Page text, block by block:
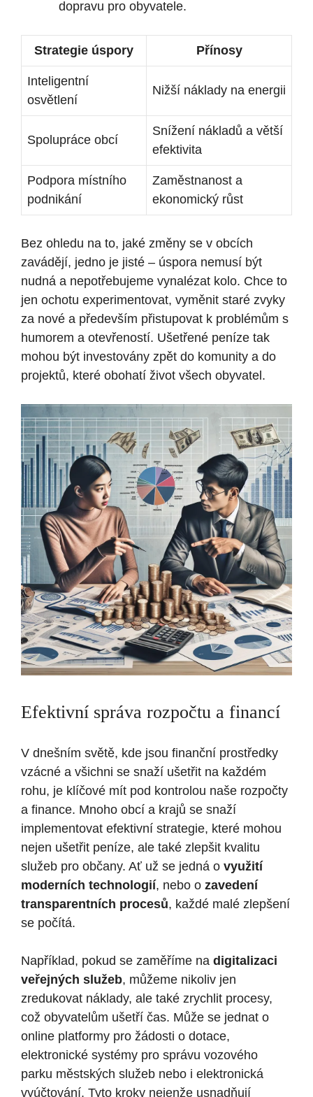
dopravu pro obyvatele.
Strategie úspory Přínosy
Inteligentní
osvětlení
Nižší náklady na energii
Spolupráce obcí
Snížení nákladů a ‍větší
efektivita
Podpora místního
podnikání
Zaměstnanost a
ekonomický růst
Bez ohledu na to, jaké změny se v obcích
zavádějí, jedno je jisté – úspora​ nemusí být
nudná a​ nepotřebujeme ‍vynalézat kolo. Chce to
jen ochotu experimentovat, vyměnit staré ‍zvyky
za nové a především přistupovat k problémům s
humorem a otevřeností. Ušetřené peníze tak
mohou být investovány zpět⁢ do komunity‍ a do
⁣projektů, které obohatí život všech obyvatel.
Efektivní správa rozpočtu ⁢a financí
V dnešním světě, kde jsou finanční prostředky
vzácné a všichni se snaží ⁣ušetřit na každém
rohu, je klíčové mít ⁣pod kontrolou naše rozpočty
a finance. ⁢Mnoho obcí a krajů se snaží
implementovat efektivní strategie, které mohou
nejen ušetřit peníze, ale také zlepšit kvalitu
služeb pro občany. Ať už se jedná o využití
moderních technologií, nebo o zavedení
transparentních procesů, každé malé zlepšení
se počítá.
Například,‌ pokud se zaměříme na digitalizaci
veřejných služeb, můžeme nikoliv jen
zredukovat náklady, ale ⁤také zrychlit procesy,
‍což​ obyvatelům ušetří čas. Může se jednat o
online platformy pro ⁤žádosti o dotace,
elektronické systémy pro správu vozového
parku městských služeb nebo i elektronická
vyúčtování. Tyto kroky nejenže ​usnadňují